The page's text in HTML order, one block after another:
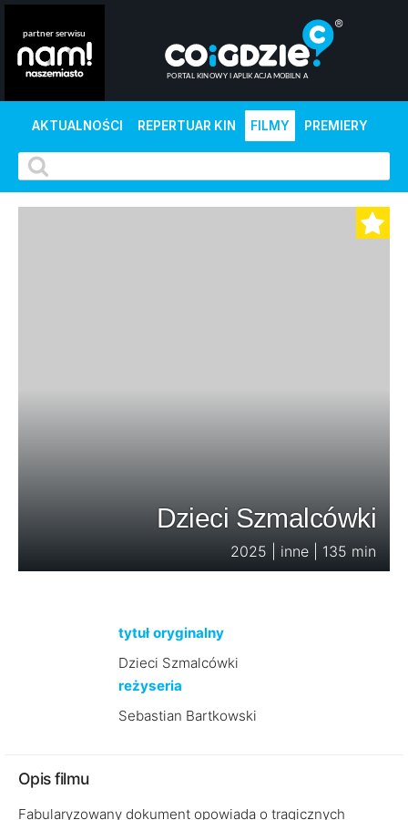
AKTUALNOŚCI REPERTUAR KIN FILMY PREMIERY
Dzieci Szmalcówki
2025 | inne | 135 min
tytuł oryginalny
Dzieci Szmalcówki
reżyseria
Sebastian Bartkowski
Opis filmu
Fabularyzowany dokument opowiada o tragicznych